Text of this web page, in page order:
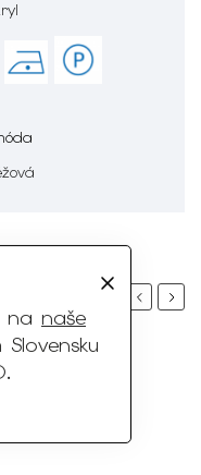
na naše
.
PreviousNext